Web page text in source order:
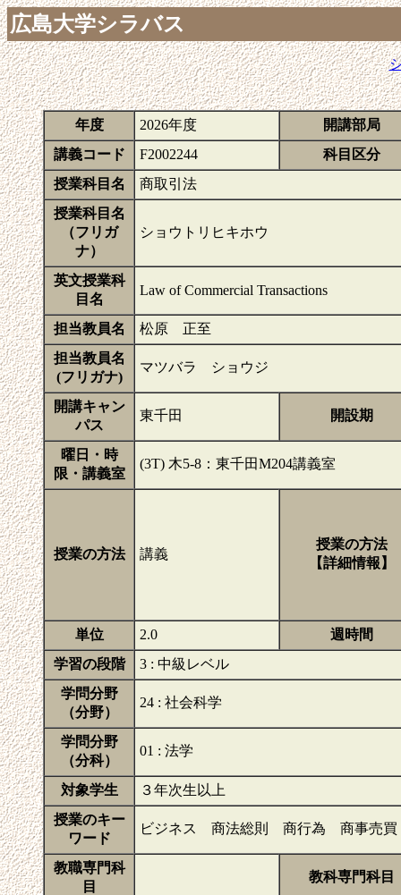
広島大学シラバス
年度 2026年度
開講部局
講義コード
F2002244
科目区分
授業科目名
商取引法
授業科目名
（フリガ
ナ）
ショウトリヒキホウ
英文授業科
目名
Law of Commercial Transactions
担当教員名
松原 正至
担当教員名
(フリガナ)
マツバラ ショウジ
開講キャン
パス
東千田 開設期
曜日・時
限・講義室
(3T) 木5-8：東千田M204講義室
授業の方法 講義
授業の方法
【詳細情報】
単位 2.0
週時間
学習の段階
3 : 中級レベル
学問分野
（分野）
24 : 社会科学
学問分野
（分科）
01 : 法学
対象学生
３年次生以上
授業のキー
ワード
ビジネス 商法総則 商行為 商事売買
教職専門科
目
教科専門科目